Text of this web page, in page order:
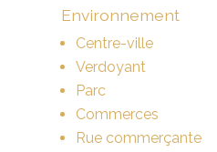
Environnement
Centre-ville
Verdoyant
Parc
Commerces
Rue commerçante